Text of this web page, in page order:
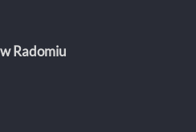
Radomiu